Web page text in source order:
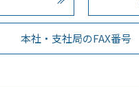
本社・支社局のFAX番号